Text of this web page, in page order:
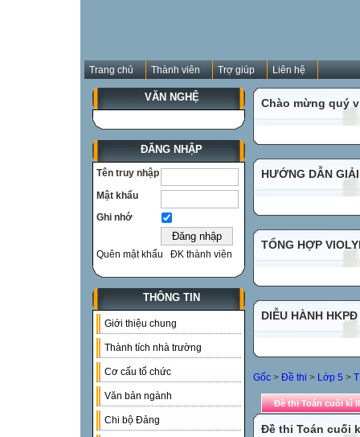
Trang chủ Thành viên Trợ giúp Liên hệ
VĂN NGHỆ
ĐĂNG NHẬP
Tên truy nhập
Mật khẩu
Ghi nhớ
Quên mật khẩu ĐK thành viên
THÔNG TIN
Giới thiệu chung
Thành tích nhà trường
Cơ cấu tổ chức
Văn bản ngành
Chi bộ Đảng
Chào mừng quý
HƯỚNG DẪN
TỔNG HỢP
DIỄU HÀNH HKPĐ
Gốc > Đề thi > Lớp 5 >
Đề thi Toán cuối kì
Đề thi Toán cuối